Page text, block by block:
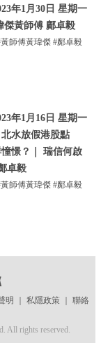
年1月30日 星期一
傑黃師傅 鄺卓毅
師傅黃瑋傑 #鄺卓毅
年1月16日 星期一
北水放假港股點
憬？｜ 瑞信何啟
卓毅
師傅黃瑋傑 #鄺卓毅
明 私隱政策｜ 聯絡
All rights reserved.